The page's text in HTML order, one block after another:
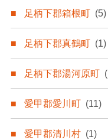
足柄下郡箱根町 (5)
足柄下郡真鶴町 (1)
足柄下郡湯河原町
愛甲郡愛川町 (11)
愛甲郡清川村 (1)